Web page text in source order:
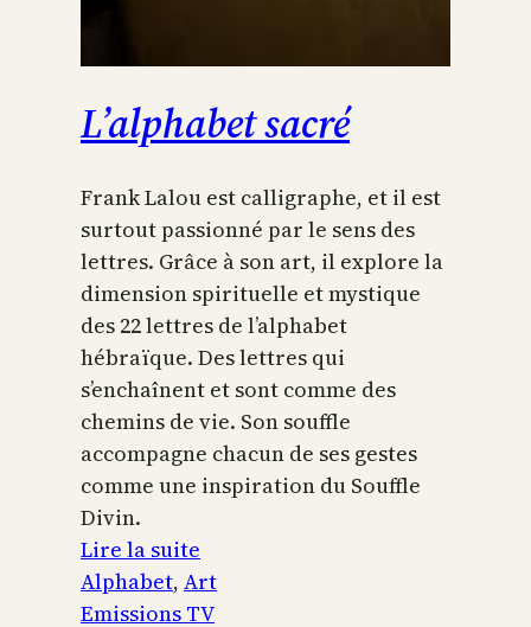
L’alphabet sacré
Frank Lalou est calligraphe, et il est
surtout passionné par le sens des
lettres. Grâce à son art, il explore la
dimension spirituelle et mystique
des 22 lettres de l’alphabet
hébraïque. Des lettres qui
s’enchaînent et sont comme des
chemins de vie. Son souffle
accompagne chacun de ses gestes
comme une inspiration du Souffle
Divin.
Lire la suite
L’alphabet
sacré
Alphabet, Art
Emissions TV